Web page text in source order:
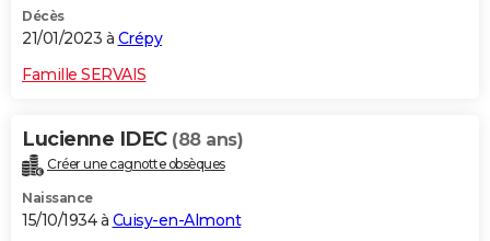
Décès
21/01/2023 à Crépy
Famille SERVAIS
Lucienne IDEC (88 ans)
Créer une cagnotte obsèques
Naissance
15/10/1934 à Cuisy-en-Almont